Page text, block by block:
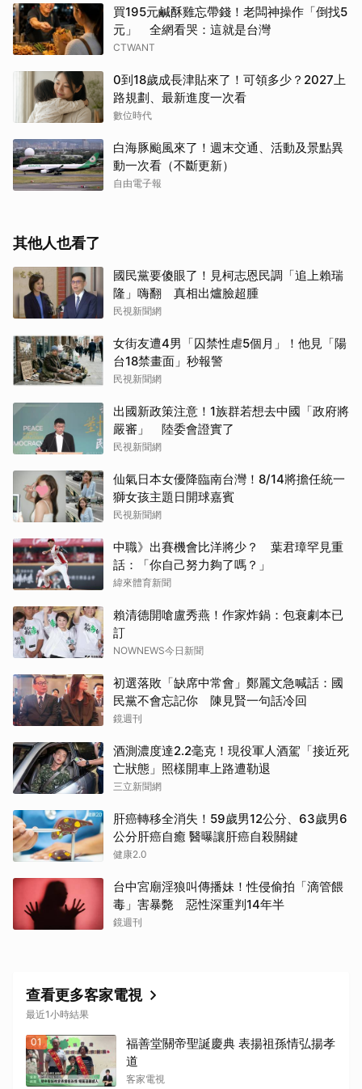
買195元鹹酥雞忘帶錢！老闆神操作「倒找5
元」 全網看哭：這就是台灣
CTWANT
0到18歲成長津貼來了！可領多少？2027上
路規劃、最新進度一次看
數位時代
白海豚颱風來了！週末交通、活動及景點異
動一次看（不斷更新）
自由電子報
其他人也看了
國民黨要傻眼了！見柯志恩民調「追上賴瑞
隆」嗨翻 真相出爐臉超腫
民視新聞網
女街友遭4男「囚禁性虐5個月」！他見「陽
台18禁畫面」秒報警
民視新聞網
出國新政策注意！1族群若想去中國「政府將
嚴審」 陸委會證實了
民視新聞網
仙氣日本女優降臨南台灣！8/14將擔任統一
獅女孩主題日開球嘉賓
民視新聞網
中職》出賽機會比洋將少？ 葉君璋罕見重
話：「你自己努力夠了嗎？」
緯來體育新聞
賴清德開嗆盧秀燕！作家炸鍋：包衰劇本已
訂
NOWNEWS今日新聞
初選落敗「缺席中常會」鄭麗文急喊話：國
民黨不會忘記你 陳見賢一句話冷回
鏡週刊
酒測濃度達2.2毫克！現役軍人酒駕「接近死
亡狀態」照樣開車上路遭勒退
三立新聞網
肝癌轉移全消失！59歲男12公分、63歲男6
公分肝癌自癒 醫曝讓肝癌自殺關鍵
健康2.0
台中宮廟淫狼叫傳播妹！性侵偷拍「滴管餵
毒」害暴斃 惡性深重判14年半
鏡週刊
查看更多客家電視
最近1小時結果
01
福善堂關帝聖誕慶典 表揚祖孫情弘揚孝
道
客家電視